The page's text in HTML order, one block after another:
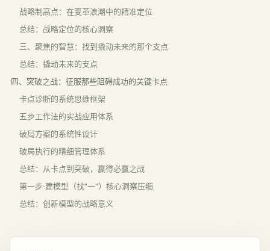
战略制高点：在变革浪潮中的精准定位
总结：战略定位的核心洞察
三、聚焦的智慧：找到撬动未来的那个支点
总结：撬动未来的支点
四、突破之战：征服那些阻碍成功的关键卡点
卡点诊断的系统思维框架
五步工作法的实战应用体系
破局方案的系统性设计
破局执行的精细管理体系
总结：从卡点到突破，赢得必赢之战
第一步-建模型（找"一"）核心洞察压缩
总结：创新模型的战略意义